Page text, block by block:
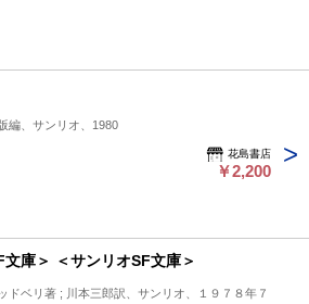
編、サンリオ、1980
花島書店
￥2,200
＞ ＜サンリオSF文庫＞
ドベリ著 ; 川本三郎訳、サンリオ、１９７８年７